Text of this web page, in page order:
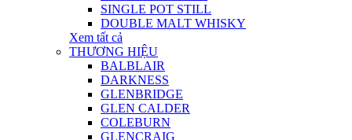
SINGLE POT STILL
DOUBLE MALT WHISKY
Xem tất cả
THƯƠNG HIỆU
BALBLAIR
DARKNESS
GLENBRIDGE
GLEN CALDER
COLEBURN
GLENCRAIG